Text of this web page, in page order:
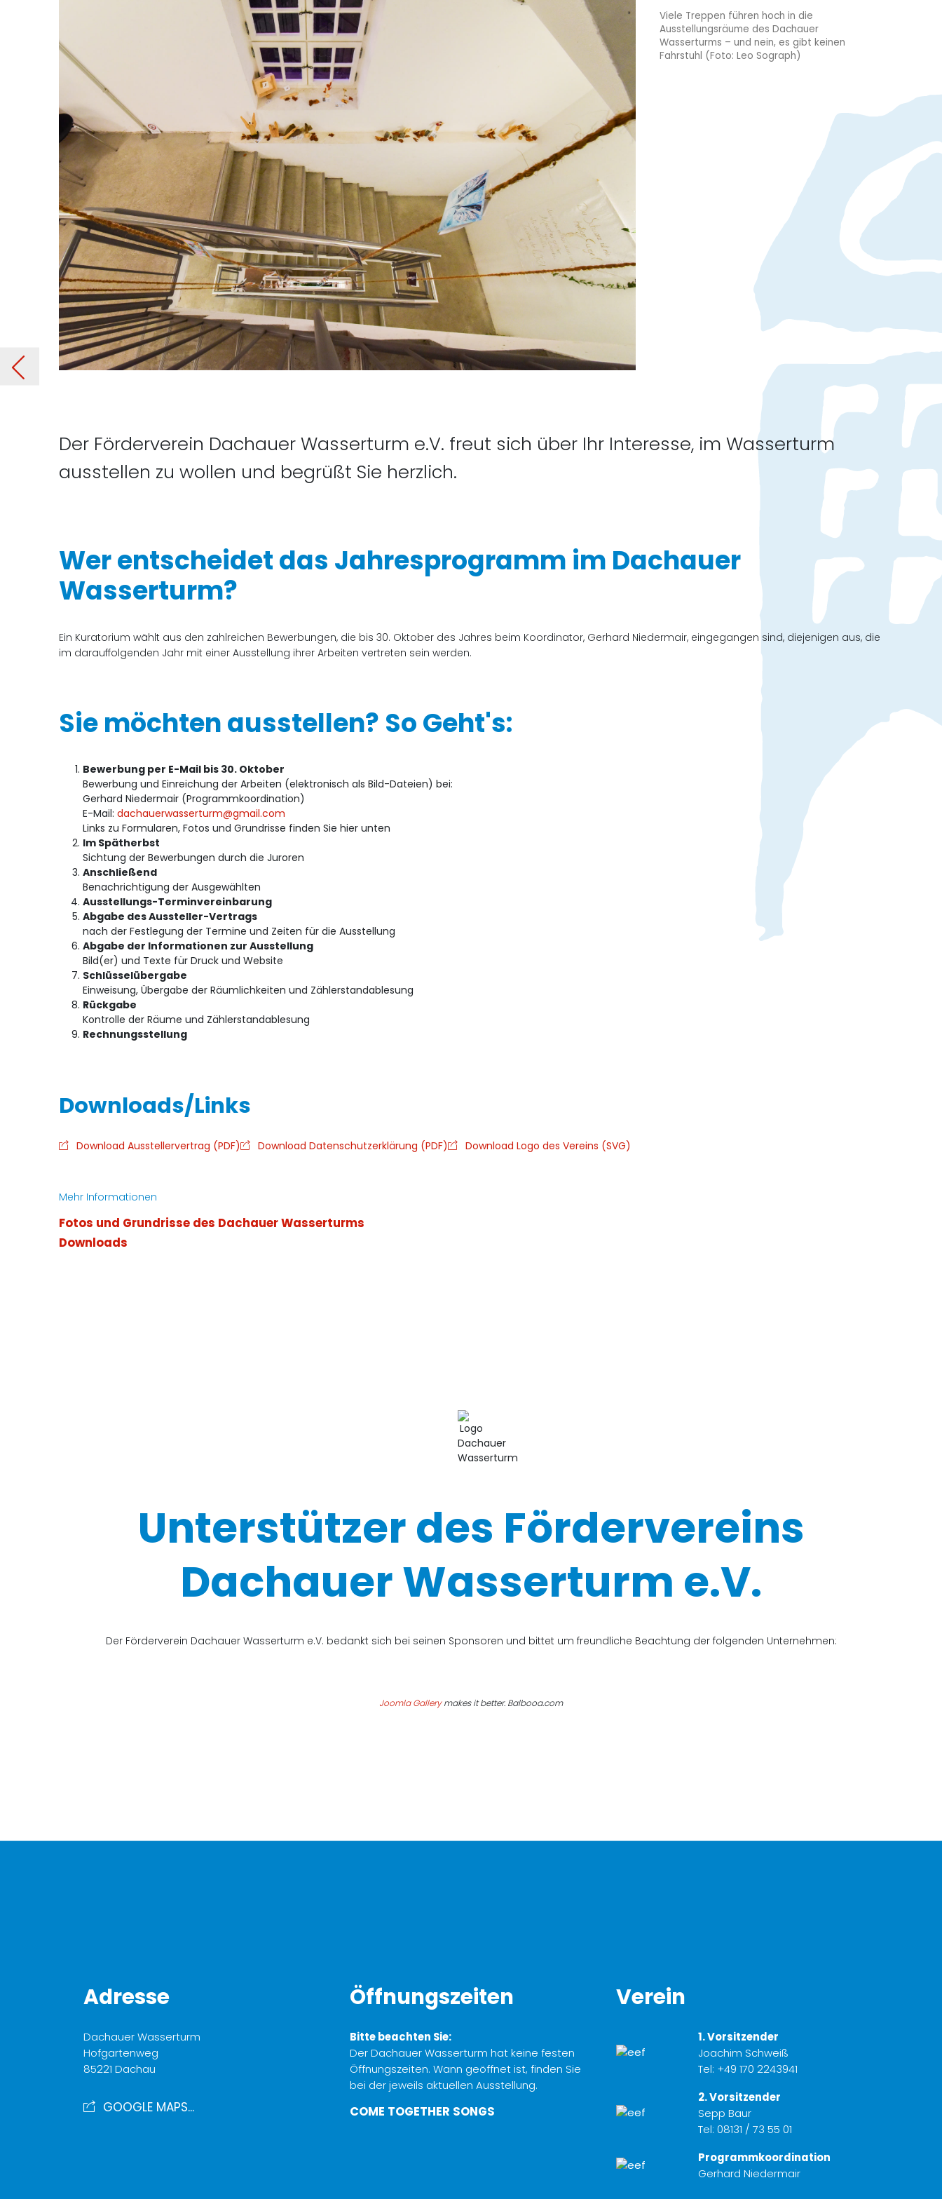
Viele Treppen führen hoch in die
Ausstellungsräume des Dachauer
Wasserturms – und nein, es gibt keinen
Fahrstuhl (Foto: Leo Sograph)
Der Förderverein Dachauer Wasserturm e.V. freut sich über Ihr Interesse, im Wasserturm
ausstellen zu wollen und begrüßt Sie herzlich.
Wer entscheidet das Jahresprogramm im Dachauer
Wasserturm?
Ein Kuratorium wählt aus den zahlreichen Bewerbungen, die bis 30. Oktober des Jahres beim Koordinator, Gerhard Niedermair, eingegangen sind, diejenigen aus, die
im darauffolgenden Jahr mit einer Ausstellung ihrer Arbeiten vertreten sein werden.
Sie möchten ausstellen? So Geht's:
Bewerbung per E-Mail bis 30. Oktober
Bewerbung und Einreichung der Arbeiten (elektronisch als Bild-Dateien) bei:
Gerhard Niedermair (Programmkoordination)
E-Mail:dachauerwasserturm@gmail.com
Links zu Formularen, Fotos und Grundrisse finden Sie hier unten
Im Spätherbst
Sichtung der Bewerbungen durch die Juroren
Anschließend
Benachrichtigung der Ausgewählten
Ausstellungs-Terminvereinbarung
Abgabe des Aussteller-Vertrags
nach der Festlegung der Termine und Zeiten für die Ausstellung
Abgabe der Informationen zur Ausstellung
Bild(er) und Texte für Druck und Website
Schlüsselübergabe
Einweisung, Übergabe der Räumlichkeiten und Zählerstandablesung
Rückgabe
Kontrolle der Räume und Zählerstandablesung
Rechnungsstellung
Download Ausstellervertrag (PDF) Download Datenschutzerklärung (PDF) Download Logo des Vereins (SVG)
Mehr Informationen
Fotos und Grundrisse des Dachauer Wasserturms
Downloads
Unterstützer des Fördervereins
Dachauer Wasserturm e.V.
Der Förderverein Dachauer Wasserturm e.V. bedankt sich bei seinen Sponsoren und bittet um freundliche Beachtung der folgenden Unternehmen:
Joomla Gallerymakes it better. Balbooa.com
Adresse
Dachauer Wasserturm
Hofgartenweg
85221 Dachau
GOOGLE MAPS...
Öffnungszeiten
Bitte beachten Sie:
Der Dachauer Wasserturm hat keine festen
Öffnungszeiten. Wann geöffnet ist, finden Sie
bei der jeweils aktuellen Ausstellung.
COME TOGETHER SONGS
Verein
1. Vorsitzender
Joachim Schweiß
Tel: +49 170 2243941
2. Vorsitzender
Sepp Baur
Tel: 08131 / 73 55 01
Programmkoordination
Gerhard Niedermair